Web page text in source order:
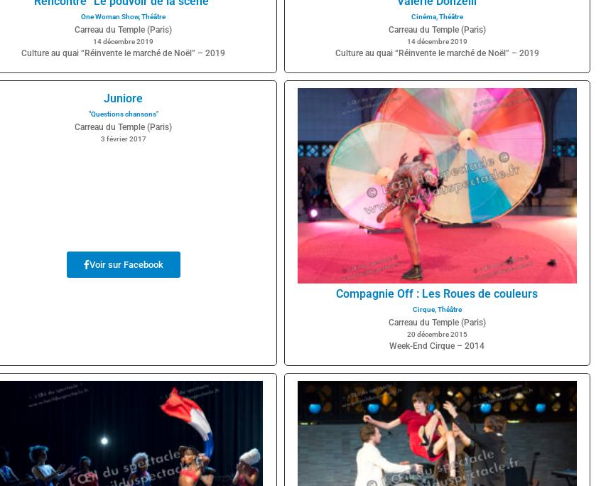
One Woman Show,Théâtre
Carreau du Temple (Paris)
14 décembre 2019
Culture au quai “Réinvente le marché de Noël” – 2019
Cinéma,Théâtre
Carreau du Temple (Paris)
14 décembre 2019
Culture au quai “Réinvente le marché de Noël” – 2019
Voir sur Facebook
Juniore
"Questions chansons"
Carreau du Temple (Paris)
3 février 2017
Compagnie Off : Les Roues de couleurs
Cirque,Théâtre
Carreau du Temple (Paris)
20 décembre 2015
Week-End Cirque – 2014